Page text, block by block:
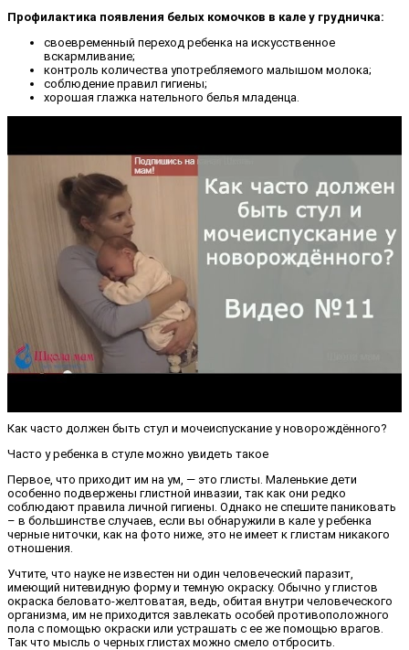
Профилактика появления белых комочков в кале у грудничка:
своевременный переход ребенка на искусственное
вскармливание;
контроль количества употребляемого малышом молока;
соблюдение правил гигиены;
хорошая глажка нательного белья младенца.
Как часто должен быть стул и мочеиспускание у новорождённого?
Часто у ребенка в стуле можно увидеть такое
Первое, что приходит им на ум, — это глисты. Маленькие дети
особенно подвержены глистной инвазии, так как они редко
соблюдают правила личной гигиены. Однако не спешите паниковать
– в большинстве случаев, если вы обнаружили в кале у ребенка
черные ниточки, как на фото ниже, это не имеет к глистам никакого
отношения.
Учтите, что науке не известен ни один человеческий паразит,
имеющий нитевидную форму и темную окраску. Обычно у глистов
окраска беловато-желтоватая, ведь, обитая внутри человеческого
организма, им не приходится завлекать особей противоположного
пола с помощью окраски или устрашать с ее же помощью врагов.
Так что мысль о черных глистах можно смело отбросить.